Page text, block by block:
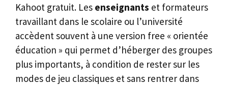
Kahoot gratuit. Les enseignants et formateurs
travaillant dans le scolaire ou l’université
accèdent souvent à une version free « orientée
éducation » qui permet d’héberger des groupes
plus importants, à condition de rester sur les
modes de jeu classiques et sans rentrer dans